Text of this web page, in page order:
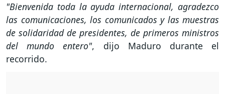
"Bienvenida toda la ayuda internacional, agradezco
las comunicaciones, los comunicados y las muestras
de solidaridad de presidentes, de primeros ministros
del mundo entero", dijo Maduro durante el
recorrido.